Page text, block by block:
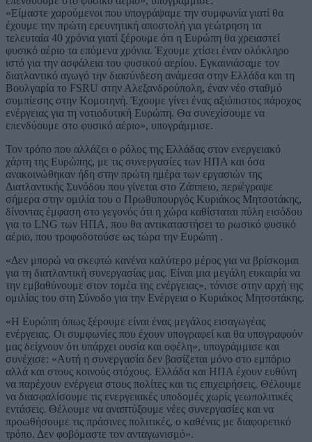
«Είμαστε χαρούμενοι που υπογράψαμε την συμφωνία γιατί θα
έχουμε την πρώτη ερευνητική αποστολή για γεώτρηση τα
τελευταία 40 χρόνια γιατί ξέρουμε ότι η Ευρώπη θα χρειαστεί
φυσικό αέριο τα επόμενα χρόνια. Έχουμε χτίσει έναν ολόκληρο
ιστό για την ασφάλεια του φυσικού αερίου. Εγκαινιάσαμε τον
διατλαντικό αγωγό την διασύνδεση ανάμεσα στην Ελλάδα και τη
Βουλγαρία το FSRU στην Αλεξανδρούπολη, έναν νέο σταθμό
συμπίεσης στην Κομοτηνή. Έχουμε γίνει ένας αξιόπιστος πάροχος
ενέργειας για τη νοτιοδυτική Ευρώπη. Θα συνεχίσουμε να
επενδύουμε στο φυσικό αέριο», υπογράμμισε.
Τον τρόπο που αλλάζει ο ρόλος της Ελλάδας στον ενεργειακό
χάρτη της Ευρώπης, με τις συνεργασίες των ΗΠΑ και όσα
ανακοινώθηκαν ήδη στην πρώτη ημέρα των εργασιών της
Διατλαντικής Συνόδου που γίνεται στο Ζάππειο, περιέγραψε
σήμερα στην ομιλία του ο Πρωθυπουργός Κυριάκος Μητσοτάκης,
δίνοντας έμφαση στο γεγονός ότι η χώρα καθίσταται πύλη εισόδου
για το LNG των ΗΠΑ, που θα αντικαταστήσει το ρωσικό φυσικό
αέριο, που τροφοδοτούσε ως τώρα την Ευρώπη .
«Δεν μπορώ να σκεφτώ κανένα καλύτερο μέρος για να βρίσκομαι
για τη διατλαντική συνεργασίας μας. Είναι μια μεγάλη ευκαιρία να
την εμβαθύνουμε στον τομέα της ενέργειας», τόνισε στην αρχή της
ομιλίας του στη Σύνοδο για την Ενέργεια ο Κυριάκος Μητσοτάκης.
«Η Ευρώπη όπως ξέρουμε είναι ένας μεγάλος εισαγωγέας
ενέργειας. Οι συμφωνίες που έχουν υπογραφεί και θα υπογραφούν
μας δείχνουν ότι υπάρχει ουσία και οφέλη», υπογράμμισε και
συνέχισε: «Αυτή η συνεργασία δεν βασίζεται μόνο στο εμπόριο
αλλά και στους κοινούς στόχους. Ελλάδα και ΗΠΑ έχουν ευθύνη
να παρέχουν ενέργεια στους πολίτες και τις επιχειρήσεις. Θέλουμε
να διασφαλίσουμε τις ενεργειακές υποδομές χωρίς γεωπολιτικές
εντάσεις. Θέλουμε να αναπτύξουμε νέες συνεργασίες και να
προωθήσουμε τις πράσινες πολιτικές, ο καθένας με διαφορετικό
τρόπο. Δεν φοβόμαστε τον ανταγωνισμό».